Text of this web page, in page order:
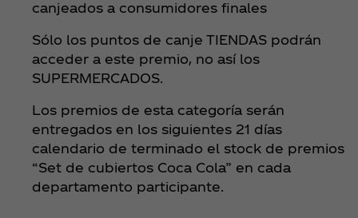
canjeados a consumidores finales
Sólo los puntos de canje TIENDAS podrán
acceder a este premio, no así los
SUPERMERCADOS.
Los premios de esta categoría serán
entregados en los siguientes 21 días
calendario de terminado el stock de premios
“Set de cubiertos Coca Cola” en cada
departamento participante.